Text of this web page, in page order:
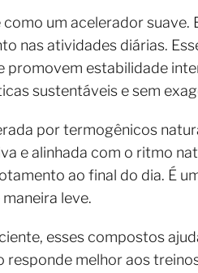
um acelerador
nas atividades diárias.
promovem estabilidade
sustentáveis e sem
por termogênicos
e alinhada com o ritmo
ao final do dia. É
leve.
esses compostos
melhor aos